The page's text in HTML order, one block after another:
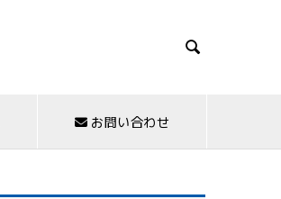

お問い合わせ